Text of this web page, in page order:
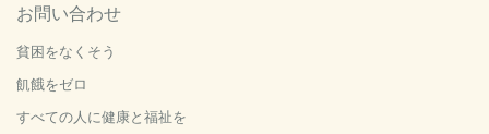
お問い合わせ
貧困をなくそう
飢餓をゼロ
すべての人に健康と福祉を